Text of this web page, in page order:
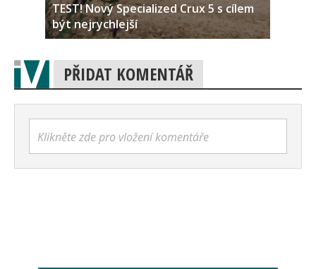
TEST! Nový Specialized Crux 5 s cílem
být nejrychlejší
PŘIDAT KOMENTÁŘ
Klikněte zde pro vložení komentáře